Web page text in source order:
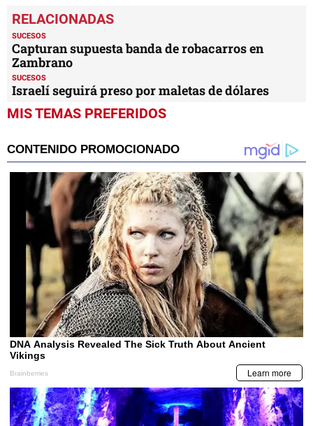
SUCESOS
Capturan supuesta banda de robacarros en
Zambrano
SUCESOS
Israelí seguirá preso por maletas de dólares
MIS TEMAS PREFERIDOS